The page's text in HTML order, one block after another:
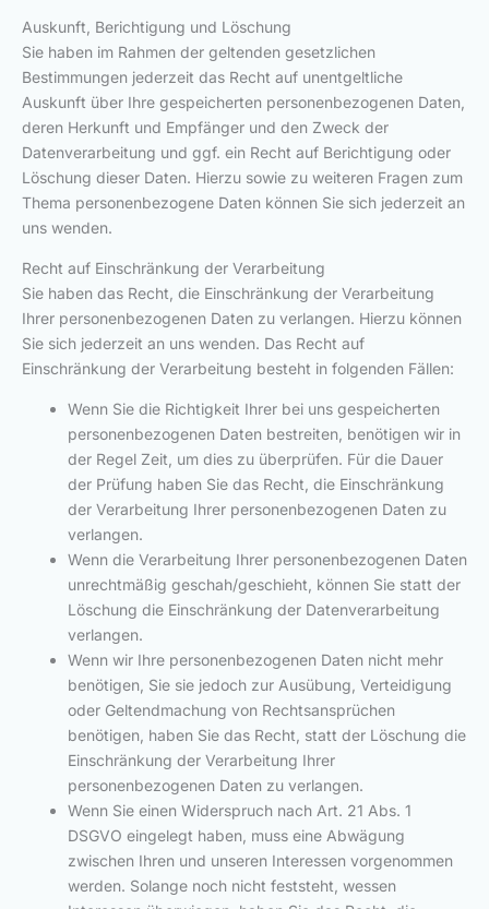
Auskunft, Berichtigung und Löschung
Sie haben im Rahmen der geltenden gesetzlichen
Bestimmungen jederzeit das Recht auf unentgeltliche
Auskunft über Ihre gespeicherten personenbezogenen Daten,
deren Herkunft und Empfänger und den Zweck der
Datenverarbeitung und ggf. ein Recht auf Berichtigung oder
Löschung dieser Daten. Hierzu sowie zu weiteren Fragen zum
Thema personenbezogene Daten können Sie sich jederzeit an
uns wenden.
Recht auf Einschränkung der Verarbeitung
Sie haben das Recht, die Einschränkung der Verarbeitung
Ihrer personenbezogenen Daten zu verlangen. Hierzu können
Sie sich jederzeit an uns wenden. Das Recht auf
Einschränkung der Verarbeitung besteht in folgenden Fällen:
Wenn Sie die Richtigkeit Ihrer bei uns gespeicherten
personenbezogenen Daten bestreiten, benötigen wir in
der Regel Zeit, um dies zu überprüfen. Für die Dauer
der Prüfung haben Sie das Recht, die Einschränkung
der Verarbeitung Ihrer personenbezogenen Daten zu
verlangen.
Wenn die Verarbeitung Ihrer personenbezogenen Daten
unrechtmäßig geschah/geschieht, können Sie statt der
Löschung die Einschränkung der Datenverarbeitung
verlangen.
Wenn wir Ihre personenbezogenen Daten nicht mehr
benötigen, Sie sie jedoch zur Ausübung, Verteidigung
oder Geltendmachung von Rechtsansprüchen
benötigen, haben Sie das Recht, statt der Löschung die
Einschränkung der Verarbeitung Ihrer
personenbezogenen Daten zu verlangen.
Wenn Sie einen Widerspruch nach Art. 21 Abs. 1
DSGVO eingelegt haben, muss eine Abwägung
zwischen Ihren und unseren Interessen vorgenommen
werden. Solange noch nicht feststeht, wessen